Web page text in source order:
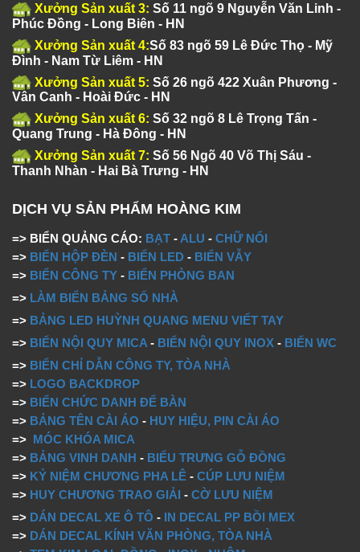
Xưởng Sản xuất 3: Số 11 ngõ 9 Nguyễn Văn Linh -
Phúc Đồng - Long Biên - HN
Xưởng Sản xuất 4:Số 83 ngõ 59 Lê Đức Thọ - Mỹ
Đình - Nam Từ Liêm - HN
Xưởng Sản xuất 5: Số 26 ngõ 422 Xuân Phương -
Vân Canh - Hoài Đức - HN
Xưởng Sản xuất 6: Số 32 ngõ 8 Lê Trọng Tấn -
Quang Trung - Hà Đông - HN
Xưởng Sản xuất 7: Số 56 Ngõ 40 Võ Thị Sáu -
Thanh Nhàn - Hai Bà Trưng - HN
DỊCH VỤ SẢN PHẨM HOÀNG KIM
=> BIỂN QUẢNG CÁO: BẠT - ALU - CHỮ NỔI
=> BIỂN HỘP ĐÈN - BIỂN LED - BIỂN VẪY
=> BIỂN CÔNG TY - BIỂN PHÒNG BAN
=> LÀM BIỂN BẢNG SỐ NHÀ
=> BẢNG LED HUỲNH QUANG MENU VIẾT TAY
=> BIỂN NỘI QUY MICA - BIỂN NỘI QUY INOX - BIỂN WC
=> BIỂN CHỈ DẪN CÔNG TY, TÒA NHÀ
=> LOGO BACKDROP
=> BIỂN CHỨC DANH ĐỂ BÀN
=> BẢNG TÊN CÀI ÁO - HUY HIỆU, PIN CÀI ÁO
=> MÓC KHÓA MICA
=> BẢNG VINH DANH - BIỂU TRƯNG GỖ ĐỒNG
=> KỶ NIỆM CHƯƠNG PHA LÊ - CÚP LƯU NIỆM
=> HUY CHƯƠNG TRAO GIẢI - CỜ LƯU NIỆM
=> DÁN DECAL XE Ô TÔ - IN DECAL PP BỒI MEX
=> DÁN DECAL KÍNH VĂN PHÒNG, TÒA NHÀ